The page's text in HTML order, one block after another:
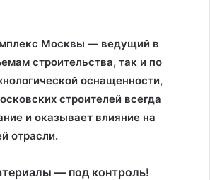
Москвы — ведущий в
строительства, так и по
оснащенности,
строителей всегда
и оказывает влияние на
отрасли.
— под контроль!